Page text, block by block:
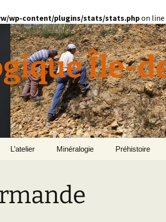
wp-content/plugins/stats/stats.phpon line
Île-
Géomorphologie du
Bassin parisien
L’atelier Minéralogie
Pétrographie
Préhistoire